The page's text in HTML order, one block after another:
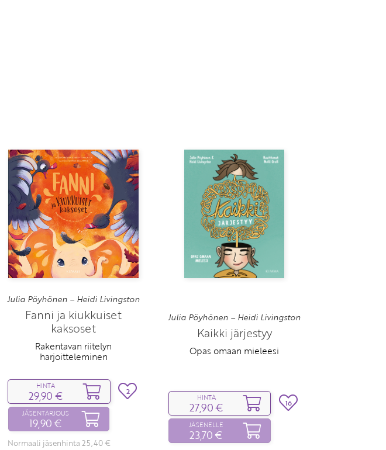
Julia Pöyhönen – Heidi Livingston
Fanni ja kiukkuiset
kaksoset
Rakentavan riitelyn
harjoitteleminen
HINTA
29,90 €
JÄSENTARJOUS
19,90 €
Normaali jäsenhinta 25,40 €
2
Julia Pöyhönen – Heidi Livingston
Kaikki järjestyy
Opas omaan mieleesi
HINTA
27,90 €
JÄSENELLE
23,70 €
16